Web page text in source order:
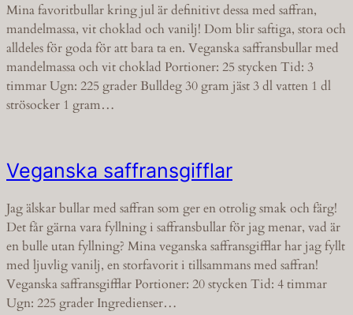
Mina favoritbullar kring jul är definitivt dessa med saffran,
mandelmassa, vit choklad och vanilj! Dom blir saftiga, stora och
alldeles för goda för att bara ta en. Veganska saffransbullar med
mandelmassa och vit choklad Portioner: 25 stycken Tid: 3
timmar Ugn: 225 grader Bulldeg 30 gram jäst 3 dl vatten 1 dl
strösocker 1 gram…
Veganska saffransgifflar
Jag älskar bullar med saffran som ger en otrolig smak och färg!
Det får gärna vara fyllning i saffransbullar för jag menar, vad är
en bulle utan fyllning? Mina veganska saffransgifflar har jag fyllt
med ljuvlig vanilj, en storfavorit i tillsammans med saffran!
Veganska saffransgifflar Portioner: 20 stycken Tid: 4 timmar
Ugn: 225 grader Ingredienser…